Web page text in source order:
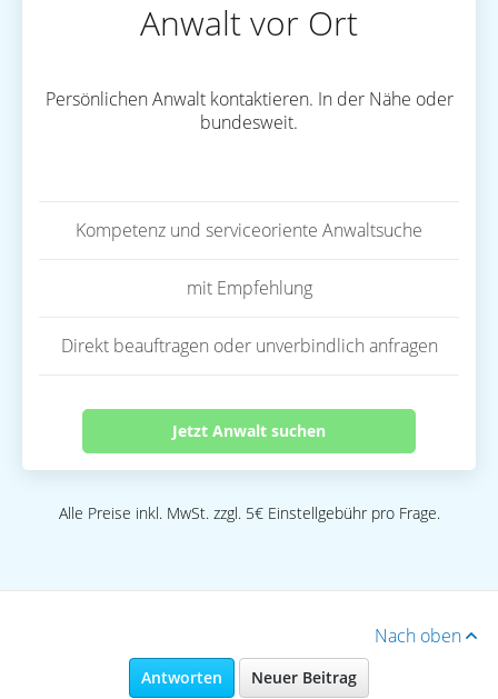
Anwalt vor Ort
Persönlichen Anwalt kontaktieren. In der Nähe oder
bundesweit.
Kompetenz und serviceoriente Anwaltsuche
mit Empfehlung
Direkt beauftragen oder unverbindlich anfragen
Jetzt Anwalt suchen
Alle Preise inkl. MwSt. zzgl. 5€ Einstellgebühr pro Frage.
Nach oben
Antworten Neuer Beitrag